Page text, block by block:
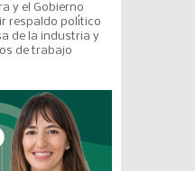
y el Gobierno
respaldo político
de la industria y
de trabajo